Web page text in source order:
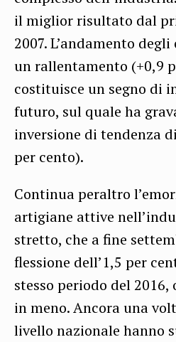
il miglior risultato dal
2007. L’andamento
un rallentamento (+0,9
costituisce un segno di
futuro, sul quale ha
inversione di tendenza
per cento).
Continua peraltro
artigiane attive
stretto, che a fine
flessione dell’1,5 per
stesso periodo del 2016,
in meno. Ancora una
livello nazionale hanno